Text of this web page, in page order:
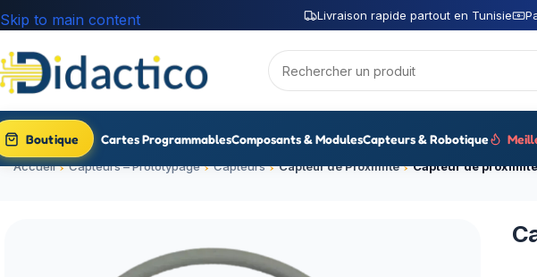
Livraison rapide partout en Tunisie
Skip to main content
Boutique Cartes ProgrammablesComposants & ModulesCapteurs & Robotique
Accueil Capteurs – Prototypage Capteurs Capteur de Proximité